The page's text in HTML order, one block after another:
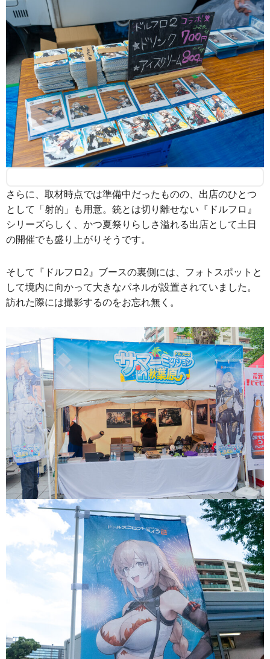
さらに、取材時点では準備中だったものの、出店のひとつ
として「射的」も用意。銃とは切り離せない『ドルフロ』
シリーズらしく、かつ夏祭りらしさ溢れる出店として土日
の開催でも盛り上がりそうです。
そして『ドルフロ2』ブースの裏側には、フォトスポットと
して境内に向かって大きなパネルが設置されていました。
訪れた際には撮影するのをお忘れ無く。